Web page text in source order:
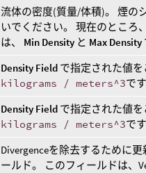
流体の密度(質量/体積)。 煙の
いでください。 現在のところ
は、 Min Density と Max Density
Density Field で指定された値を
kilograms / meters^3です
Density Field で指定された値を
kilograms / meters^3です
Divergenceを除去するために
ールド。 このフィールドは、